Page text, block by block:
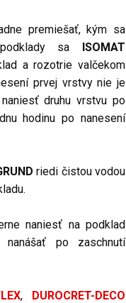
premiešať, kým sa
sa ISOMAT
a rozotrie valčekom
prvej vrstvy nie je
druhu vrstvu po
hodinu po nanesení
riedi čistou vodou
naniesť na podklad
po zaschnutí
, DUROCRET-DECO